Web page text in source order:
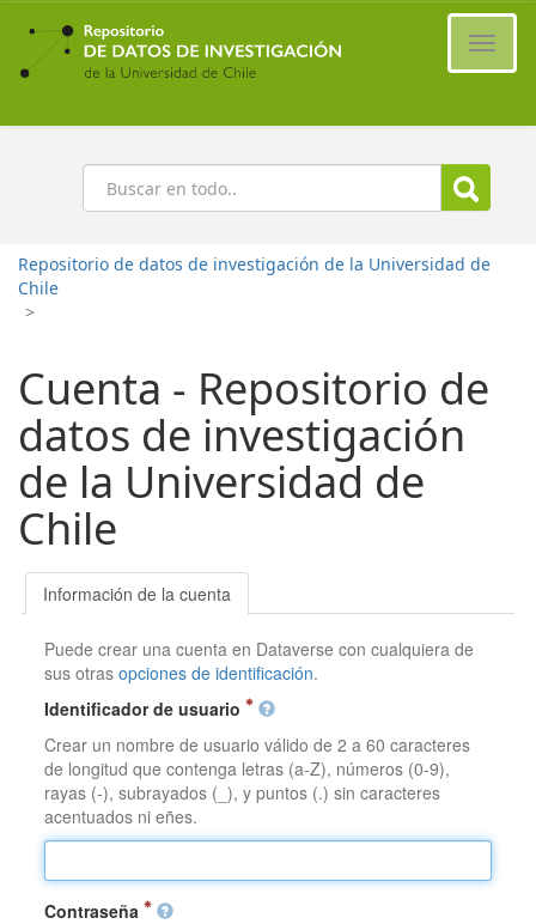
Ir
contenido
principal
Buscar
Repositorio de datos de investigación de la Universidad de
Chile
>
Cuenta - Repositorio de
datos de investigación
de la Universidad de
Chile
Información de la cuenta
Puede crear una cuenta en Dataverse con cualquiera de
sus otrasopciones de identificación.
Identificador de usuario
Crear un nombre de usuario válido de 2 a 60 caracteres
de longitud que contenga letras (a-Z), números (0-9),
rayas (-), subrayados (_), y puntos (.) sin caracteres
acentuados ni eñes.
Contraseña